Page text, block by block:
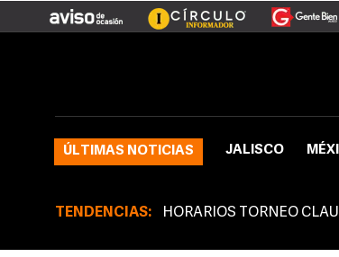
ÚLTIMAS NOTICIAS JALISCO
TENDENCIAS: HORARIOS TORNEO